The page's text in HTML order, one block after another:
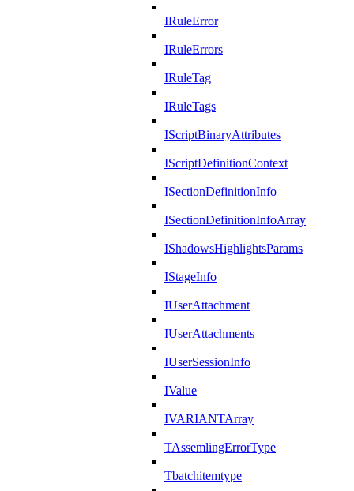
IRuleError
IRuleErrors
IRuleTag
IRuleTags
IScriptBinaryAttributes
IScriptDefinitionContext
ISectionDefinitionInfo
ISectionDefinitionInfoArray
IShadowsHighlightsParams
IStageInfo
IUserAttachment
IUserAttachments
IUserSessionInfo
IValue
IVARIANTArray
TAssemlingErrorType
Tbatchitemtype